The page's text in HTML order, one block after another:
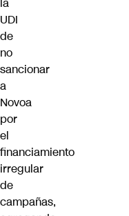
la
UDI
de
no
sancionar
a
Novoa
por
el
financiamiento
irregular
de
campañas,